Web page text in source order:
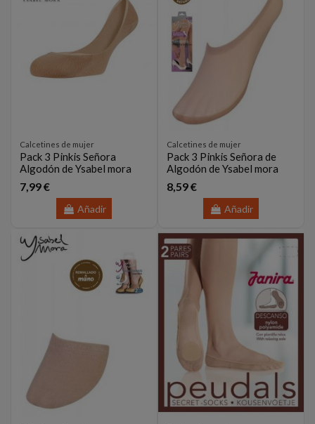
Calcetines de mujer
Pack 3 Pinkis Señora
Algodón de Ysabel mora
7,99 €
Añadir
Calcetines de mujer
Pack 3 Pinkis Señora de
Algodón de Ysabel mora
8,59 €
Añadir